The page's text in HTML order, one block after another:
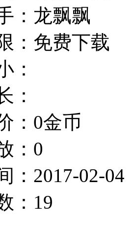
：龙飘飘
：免费下载
：
：
：0金币
：0
：2017-02-04
：19